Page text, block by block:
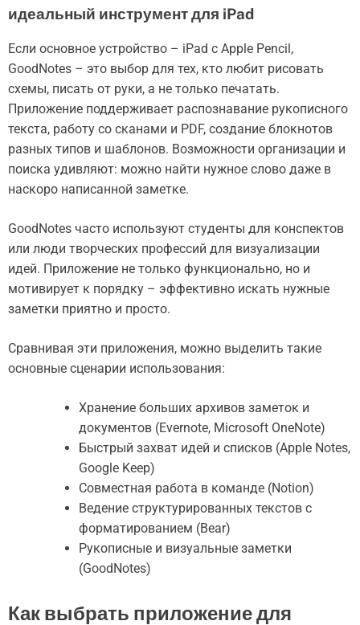
идеальный инструмент для iPad
Если основное устройство – iPad с Apple Pencil,
GoodNotes – это выбор для тех, кто любит рисовать
схемы, писать от руки, а не только печатать.
Приложение поддерживает распознавание рукописного
текста, работу со сканами и PDF, создание блокнотов
разных типов и шаблонов. Возможности организации и
поиска удивляют: можно найти нужное слово даже в
наскоро написанной заметке.
GoodNotes часто используют студенты для конспектов
или люди творческих профессий для визуализации
идей. Приложение не только функционально, но и
мотивирует к порядку – эффективно искать нужные
заметки приятно и просто.
Сравнивая эти приложения, можно выделить такие
основные сценарии использования:
Хранение больших архивов заметок и
документов (Evernote, Microsoft OneNote)
Быстрый захват идей и списков (Apple Notes,
Google Keep)
Совместная работа в команде (Notion)
Ведение структурированных текстов с
форматированием (Bear)
Рукописные и визуальные заметки
(GoodNotes)
Как выбрать приложение для